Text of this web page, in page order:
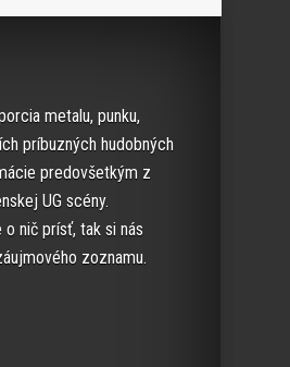
metalu, punku,
príbuzných hudobných
predovšetkým z
UG scény.
nič prísť, tak si nás
zoznamu.